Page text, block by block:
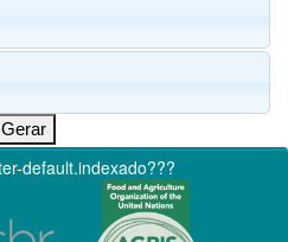
default.indexado???